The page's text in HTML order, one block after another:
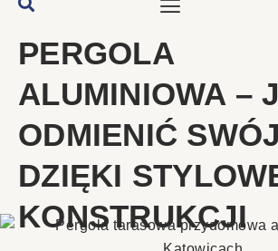
PERGOLA
ALUMINIOWA –
ODMIENIĆ
DZIĘKI
KONSTRUKCJI